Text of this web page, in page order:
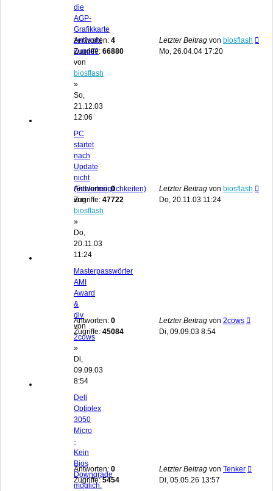
die
AGP-
Grafikkarte
zerflasht
wurde?
von
biosflash
»
So,
21.12.03
12:06
Antworten: 4
Zugriffe: 66880
Letzter Beitrag von biosflash
Mo, 26.04.04 17:20
PC
startet
nach
Update
nicht
(Fehlermöglichkeiten)
von
biosflash
»
Do,
20.11.03
11:24
Antworten:0
Zugriffe: 47722
Letzter Beitrag von biosflash
Do, 20.11.03 11:24
Masterpasswörter
AMI
Award
&
div
von
2cows
»
Di,
09.09.03
8:54
Antworten: 0
Zugriffe: 45084
Letzter Beitrag von 2cows
Di, 09.09.03 8:54
Dell
Optiplex
3050
Micro
-
Kein
Bios
Downgrade
möglich.
Antworten: 0
Zugriffe:5454
Letzter Beitrag von Tenker
Di, 05.05.26 13:57